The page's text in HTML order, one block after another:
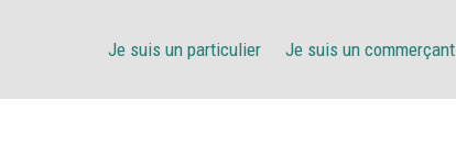
Je suis un particulier Je suis un commerçant